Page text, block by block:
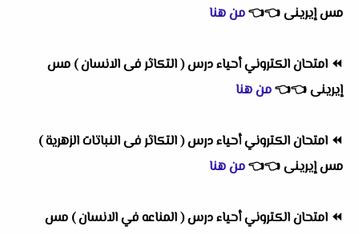
مس إيرينى👈
👈من هنا
⏪ امتحان الكتروني أحياء درس ( التكاثر فى الانسان ) مس
إيرينى👈
👈من هنا
⏪ امتحان الكتروني أحياء درس ( التكاثر فى النباتات الزهرية )
مس إيرينى👈
👈من هنا
⏪ امتحان الكتروني أحياء درس ( المناعه في الانسان ) مس